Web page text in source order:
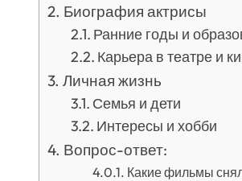
Биография актрисы
Ранние годы и
Карьера в театре и
Личная жизнь
Семья и дети
Интересы и хобби
Вопрос-ответ:
Какие фильмы